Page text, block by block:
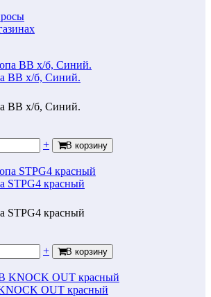
BB х/б, Синий.
BB х/б, Синий.
+ В корзину
STPG4 красный
STPG4 красный
+ В корзину
OUT красный